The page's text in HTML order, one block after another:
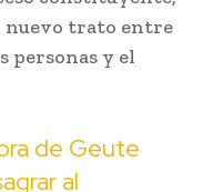
nuevo trato entre
personas y el
de Geute
al